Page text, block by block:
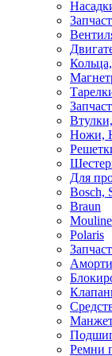
Ножи,
Для
Bosch,
Braun
Polaris
Ремни